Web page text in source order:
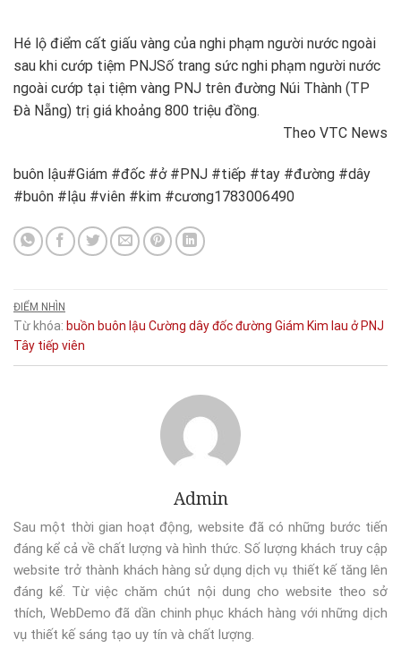
Hé lộ điểm cất giấu vàng của nghi phạm người nước ngoài
sau khi cướp tiệm PNJSố trang sức nghi phạm người nước
ngoài cướp tại tiệm vàng PNJ trên đường Núi Thành (TP
Đà Nẵng) trị giá khoảng 800 triệu đồng.
Theo VTC News
buôn lậu#Giám #đốc #ở #PNJ #tiếp #tay #đường #dây
#buôn #lậu #viên #kim #cương1783006490
ĐIỂM NHÌN
Từ khóa: buồn buôn lậu Cường dâyđốcđường Giám Kim lau ở PNJ
Tây tiếp viên
Admin
Sau một thời gian hoạt động, website đã có những bước tiến
đáng kể cả về chất lượng và hình thức. Số lượng khách truy cập
website trở thành khách hàng sử dụng dịch vụ thiết kế tăng lên
đáng kể. Từ việc chăm chút nội dung cho website theo sở
thích, WebDemo đã dần chinh phục khách hàng với những dịch
vụ thiết kế sáng tạo uy tín và chất lượng.